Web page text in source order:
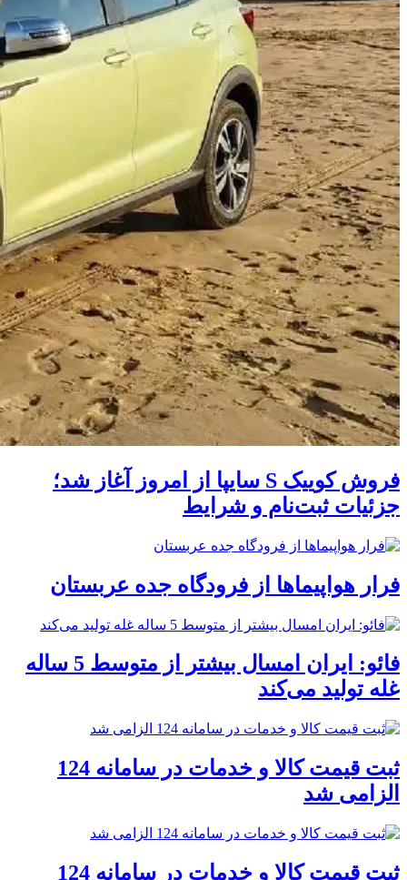
فروش کوییک S سایپا از امروز آغاز شد؛
جزئیات ثبت‌نام و شرایط
فرار هواپیماها از فرودگاه جده عربستان
فائو: ایران امسال بیشتر از متوسط 5 ساله
غله تولید می‌کند
ثبت قیمت کالا و خدمات در سامانه 124
الزامی شد
ثبت قیمت کالا و خدمات در سامانه 124